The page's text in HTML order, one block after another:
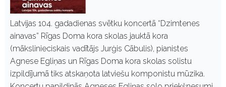
Latvijas 104. gadadienas svētku koncertā “Dzimtenes
ainavas” Rīgas Doma kora skolas jauktā kora
(mākslinieciskais vadītājs Jurģis Cābulis), pianistes
Agnese Egliņas un Rīgas Doma kora skolas solistu
izpildījumā tiks atskaņota latviešu komponistu mūzika.